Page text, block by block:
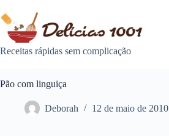
para
conteúdo
Receitas rápidas sem complicação
Pão com linguiça
Deborah 12 de maio de 2010